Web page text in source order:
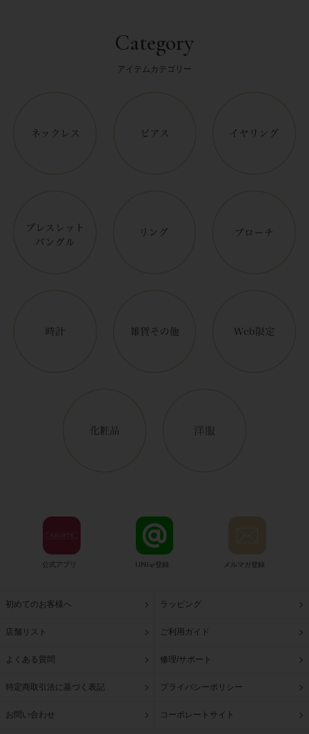
Category
アイテムカテゴリー
公式アプリ LINE@登録 メルマガ登録
初めてのお客様へ ラッピング
店舗リスト ご利用ガイド
よくある質問 修理/サポート
特定商取引法に基づく表記 プライバシーポリシー
お問い合わせ コーポレートサイト